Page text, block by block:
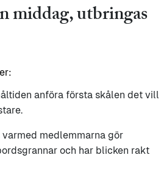
middag, utbringas
anföra första skålen det vill
varmed medlemmarna gör
och har blicken rakt